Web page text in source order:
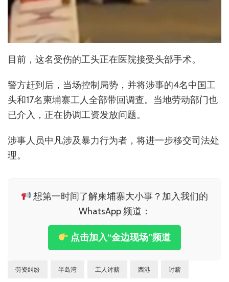
目前，这名受伤的工头正在医院接受头部手术。
警方赶到后，当场控制局势，并将涉事的4名中国工
头和17名柬埔寨工人全部带回调查。当地劳动部门也
已介入，正在协调工资发放问题。
涉事人员中凡涉及暴力行为者，将进一步移交司法处
理。
想第一时间了解柬埔寨大小事？加入我们的
WhatsApp 频道：
点击加入“金边现场”频道
劳资纠纷 半岛湾 工人讨薪 西港 讨薪